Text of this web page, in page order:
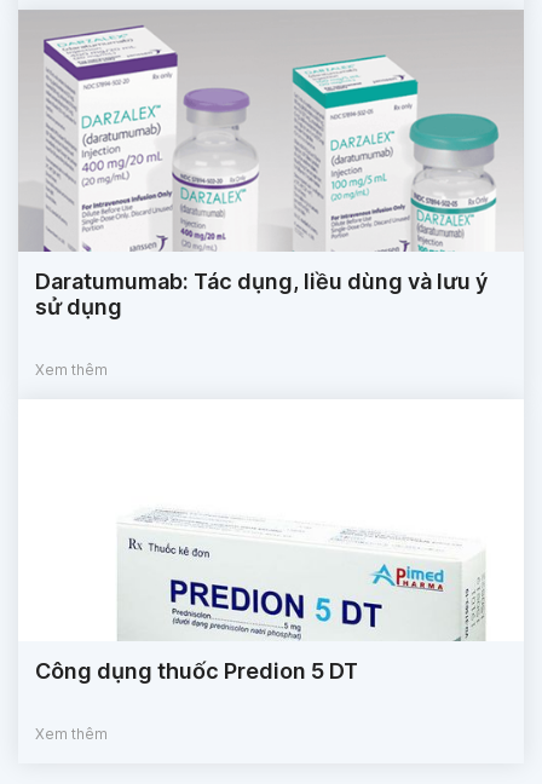
Daratumumab: Tác dụng, liều dùng và lưu ý
sử dụng
Xem thêm
Công dụng thuốc Predion 5 DT
Xem thêm